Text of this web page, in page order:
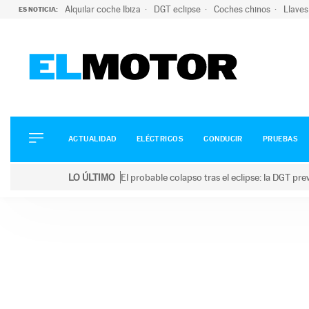
ES NOTICIA: Alquilar coche Ibiza DGT eclipse Coches chinos
ELÉCTRICOS
CONDUCIR
ACTUALIDAD ELÉCTRICOS CONDUCIR PRUEBAS
LO ÚLTIMO El probable colapso tras el eclipse: la DGT